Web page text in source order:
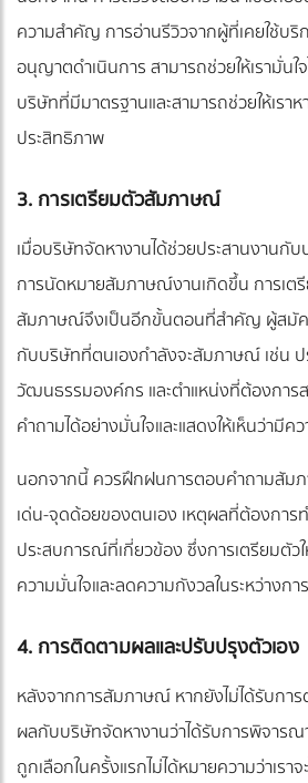
ความสำคัญ การอ่านรีวิวจากผู้ที่เคยใช้บริ
อนุญาตดำเนินการ สามารถช่วยให้เรามั่นใ
บริษัทที่มีมาตรฐานและสามารถช่วยให้เรา
ประสิทธิภาพ
3. การเตรียมตัวสัมภาษณ์
เมื่อบริษัทจัดหางานได้ช่วยประสานงานกั
การนัดหมายสัมภาษณ์งานเกิดขึ้น การเต
สัมภาษณ์จึงเป็นอีกขั้นตอนที่สำคัญ ผู้สมัค
กับบริษัทที่ตนเองกำลังจะสัมภาษณ์ เช่น ป
วัฒนธรรมองค์กร และตำแหน่งที่ต้องการ
คำถามได้อย่างมั่นใจและแสดงให้เห็นว่ามีค
นอกจากนี้ ควรฝึกฝนการตอบคำถามสัม
เด่น-จุดด้อยของตนเอง เหตุผลที่ต้องการ
ประสบการณ์ที่เกี่ยวข้อง ซึ่งการเตรียมตัว
ความมั่นใจและลดความกังวลในระหว่างก
4. การติดตามผลและปรับปรุงตัวเอง
หลังจากการสัมภาษณ์ หากยังไม่ได้รับก
ผลกับบริษัทจัดหางานว่าได้รับการพิจารณ
ถูกเลือกในครั้งแรกไม่ได้หมายความว่าเรา